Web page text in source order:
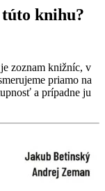
knihu?
zoznam knižníc, v
priamo na
a prípadne ju